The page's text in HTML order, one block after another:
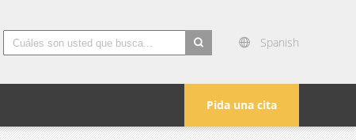
Spanish
Pida una cita